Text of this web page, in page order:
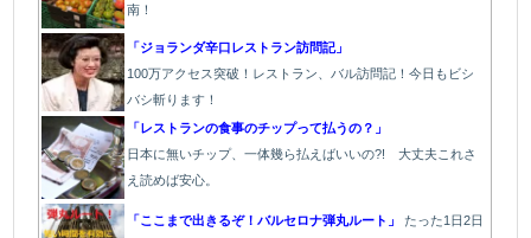
南！
「ジョランダ辛口レストラン訪問記」
100万アクセス突破！レストラン、バル訪問記！今日もビシ
バシ斬ります！
「レストランの食事のチップって払うの？」
日本に無いチップ、一体幾ら払えばいいの?! 大丈夫これさ
え読めば安心。
「ここまで出きるぞ！バルセロナ弾丸ルート」 たった1日2日